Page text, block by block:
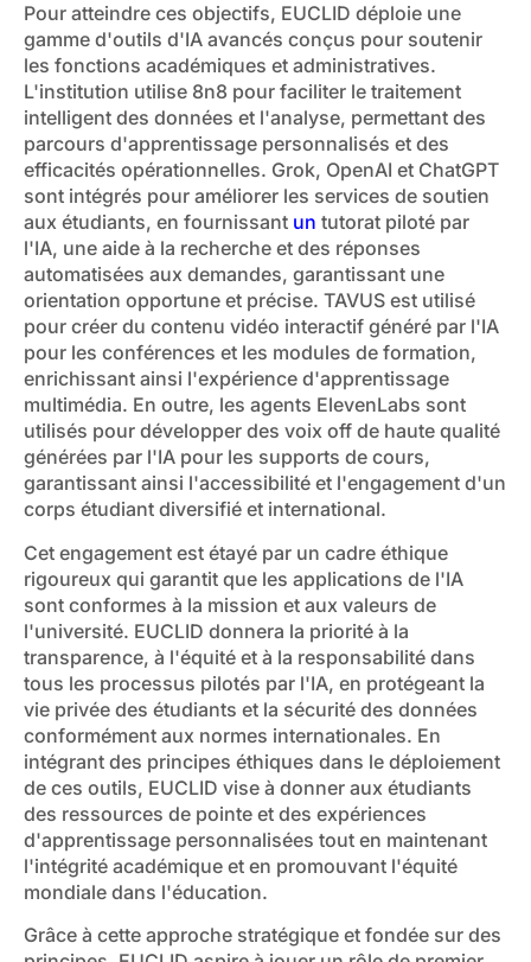
Pour atteindre ces objectifs, EUCLID déploie une
gamme d'outils d'IA avancés conçus pour soutenir
les fonctions académiques et administratives.
L'institution utilise 8n8 pour faciliter le traitement
intelligent des données et l'analyse, permettant des
parcours d'apprentissage personnalisés et des
efficacités opérationnelles. Grok, OpenAI et ChatGPT
sont intégrés pour améliorer les services de soutien
aux étudiants, en fournissant un tutorat piloté par
l'IA, une aide à la recherche et des réponses
automatisées aux demandes, garantissant une
orientation opportune et précise. TAVUS est utilisé
pour créer du contenu vidéo interactif généré par l'IA
pour les conférences et les modules de formation,
enrichissant ainsi l'expérience d'apprentissage
multimédia. En outre, les agents ElevenLabs sont
utilisés pour développer des voix off de haute qualité
générées par l'IA pour les supports de cours,
garantissant ainsi l'accessibilité et l'engagement d'un
corps étudiant diversifié et international.
Cet engagement est étayé par un cadre éthique
rigoureux qui garantit que les applications de l'IA
sont conformes à la mission et aux valeurs de
l'université. EUCLID donnera la priorité à la
transparence, à l'équité et à la responsabilité dans
tous les processus pilotés par l'IA, en protégeant la
vie privée des étudiants et la sécurité des données
conformément aux normes internationales. En
intégrant des principes éthiques dans le déploiement
de ces outils, EUCLID vise à donner aux étudiants
des ressources de pointe et des expériences
d'apprentissage personnalisées tout en maintenant
l'intégrité académique et en promouvant l'équité
mondiale dans l'éducation.
Grâce à cette approche stratégique et fondée sur des